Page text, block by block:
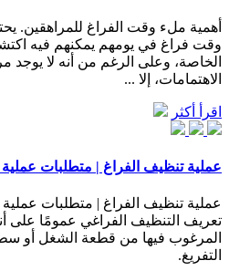
أهمية ملء وقت الفراغ للمراهقين.
وقت فراغ في يومهم يمكنهم فيه
الخاصة، وعلى الرغم من أنه لا يوجد
الاهتمامات، إلا ...
اقرأ أكثر
عملية تنظيف الفراغ | متطلبات عملية
عملية تنظيف الفراغ | متطلبات عملية
تعريف التنظيف الفراغي عمومًا على
المرغوب فيها من قطعة الشغل أو
التفريغ.